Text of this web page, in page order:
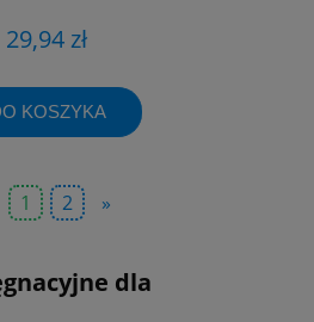
29,94 zł
KOSZYKA
1 2 »
dla